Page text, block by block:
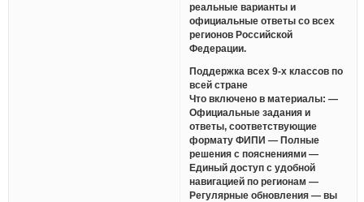
реальные варианты и
официальные ответы со всех
регионов Российской
Федерации.
Поддержка всех 9-х классов по
всей стране
Что включено в материалы: —
Официальные задания и
ответы, соответствующие
формату ФИПИ — Полные
решения с пояснениями —
Единый доступ с удобной
навигацией по регионам —
Регулярные обновления — вы